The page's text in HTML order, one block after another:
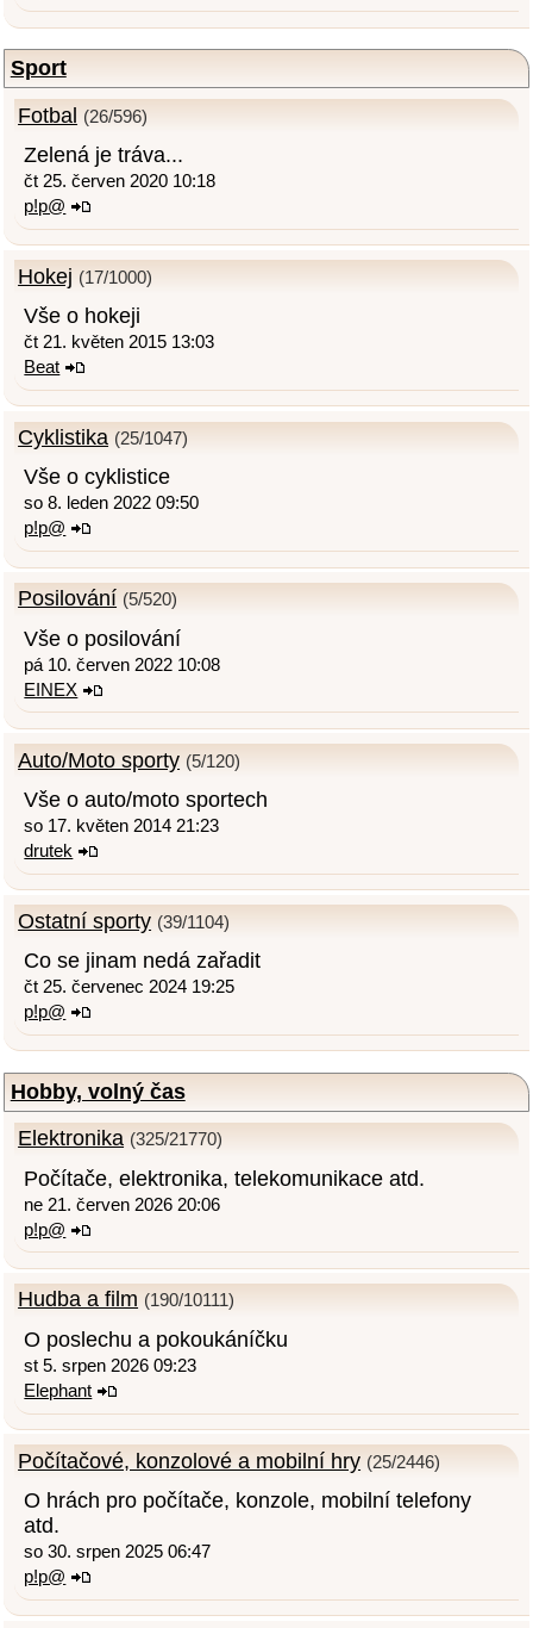
Sport
Fotbal (26/596)
Zelená je tráva...
čt 25. červen 2020 10:18
p!p@
Hokej (17/1000)
Vše o hokeji
čt 21. květen 2015 13:03
Beat
Cyklistika (25/1047)
Vše o cyklistice
so 8. leden 2022 09:50
p!p@
Posilování (5/520)
Vše o posilování
pá 10. červen 2022 10:08
EINEX
Auto/Moto sporty (5/120)
Vše o auto/moto sportech
so 17. květen 2014 21:23
drutek
Ostatní sporty (39/1104)
Co se jinam nedá zařadit
čt 25. červenec 2024 19:25
p!p@
Hobby, volný čas
Elektronika (325/21770)
Počítače, elektronika, telekomunikace atd.
ne 21. červen 2026 20:06
p!p@
Hudba a film (190/10111)
O poslechu a pokoukáníčku
st 5. srpen 2026 09:23
Elephant
Počítačové, konzolové a mobilní hry (25/2446)
O hrách pro počítače, konzole, mobilní telefony
atd.
so 30. srpen 2025 06:47
p!p@